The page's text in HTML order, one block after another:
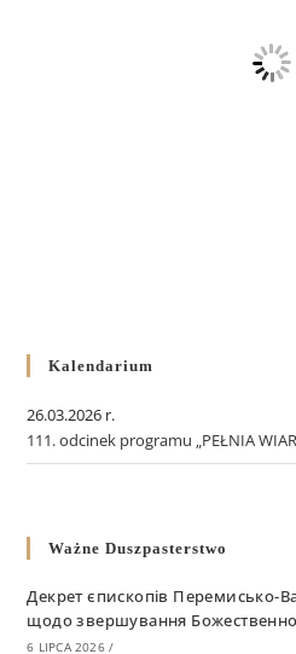
Kalendarium
26.03.2026 r.
111. odcinek programu „PEŁNIA
Ważne Duszpasterstwo
Декрет єпископів Перемисько-
щодо звершування Божественної
6 LIPCA 2026 /